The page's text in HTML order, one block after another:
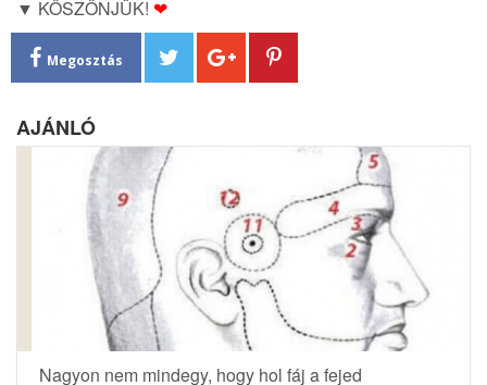
▼ KÖSZÖNJÜK! ❤
Megosztás
AJÁNLÓ
Nagyon nem mindegy, hogy hol fáj a fejed